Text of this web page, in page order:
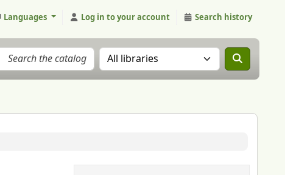
Languages Log in to your account Search history
Search the catalog in: